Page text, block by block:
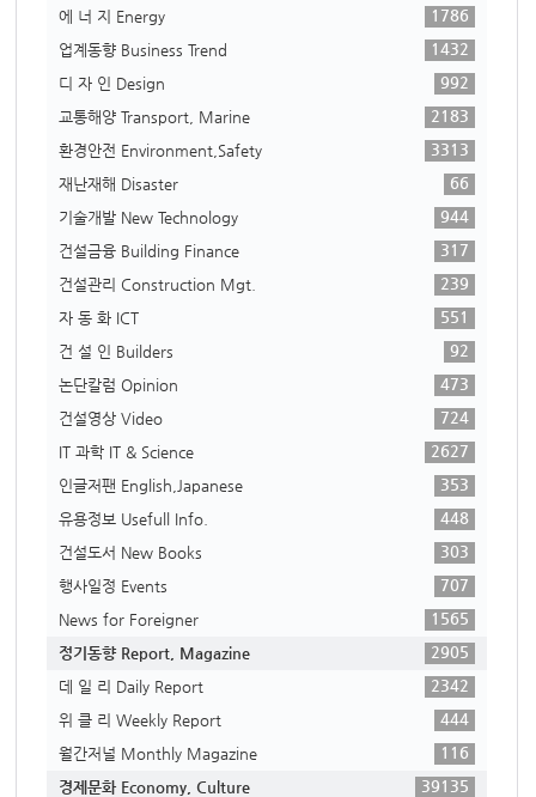
에 너 지 Energy
1786
업계동향 Business Trend
1432
디 자 인 Design
992
교통해양 Transport, Marine
2183
환경안전 Environment,Safety
3313
재난재해 Disaster
66
기술개발 New Technology
944
건설금융 Building Finance
317
건설관리 Construction Mgt.
239
자 동 화 ICT
551
건 설 인 Builders
92
논단칼럼 Opinion
473
건설영상 Video
724
IT 과학 IT & Science
2627
인글저팬 English,Japanese
353
유용정보 Usefull Info.
448
건설도서 New Books
303
행사일정 Events
707
News for Foreigner
1565
정기동향 Report, Magazine
2905
데 일 리 Daily Report
2342
위 클 리 Weekly Report
444
월간저널 Monthly Magazine
116
경제문화 Economy, Culture
39135